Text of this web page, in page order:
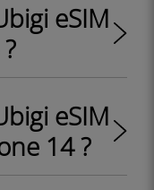
eSIM
eSIM
14 ?